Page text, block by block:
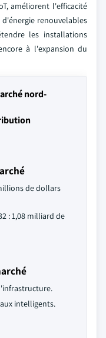
améliorent l'efficacité
renouvelables
les installations
à l'expansion du
nord-
de dollars
: 1,08 milliard de
intelligents.